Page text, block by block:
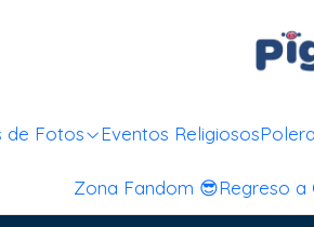
de Fotos Eventos Religiosos
Zona Fandom 😎Regreso a